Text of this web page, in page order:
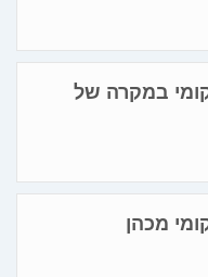
במקרה של
מכהן